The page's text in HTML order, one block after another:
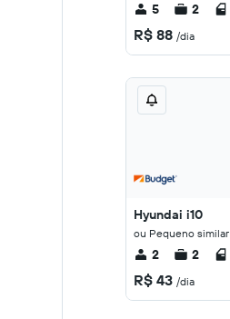
5 2
R$ 88 /dia
Hyundai i10
ou Pequeno similar
2 2
R$ 43 /dia